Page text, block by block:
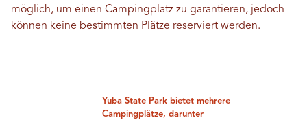
möglich, um einen Campingplatz zu garantieren, jedoch
können keine bestimmten Plätze reserviert werden.
Yuba State Park bietet mehrere
Campingplätze, darunter